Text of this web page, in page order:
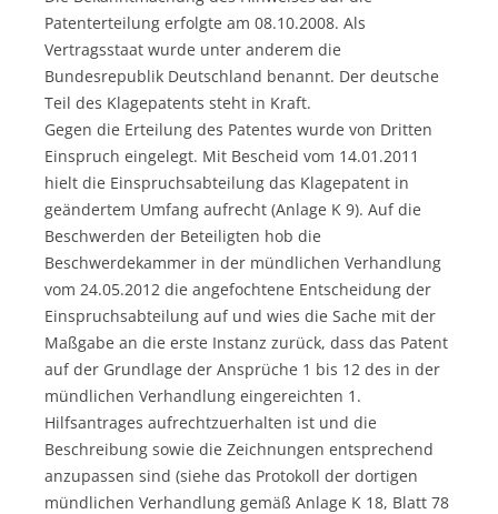
Patenterteilung erfolgte am 08.10.2008. Als
Vertragsstaat wurde unter anderem die
Bundesrepublik Deutschland benannt. Der deutsche
Teil des Klagepatents steht in Kraft.
Gegen die Erteilung des Patentes wurde von Dritten
Einspruch eingelegt. Mit Bescheid vom 14.01.2011
hielt die Einspruchsabteilung das Klagepatent in
geändertem Umfang aufrecht (Anlage K 9). Auf die
Beschwerden der Beteiligten hob die
Beschwerdekammer in der mündlichen Verhandlung
vom 24.05.2012 die angefochtene Entscheidung der
Einspruchsabteilung auf und wies die Sache mit der
Maßgabe an die erste Instanz zurück, dass das Patent
auf der Grundlage der Ansprüche 1 bis 12 des in der
mündlichen Verhandlung eingereichten 1.
Hilfsantrages aufrechtzuerhalten ist und die
Beschreibung sowie die Zeichnungen entsprechend
anzupassen sind (siehe das Protokoll der dortigen
mündlichen Verhandlung gemäß Anlage K 18, Blatt 78